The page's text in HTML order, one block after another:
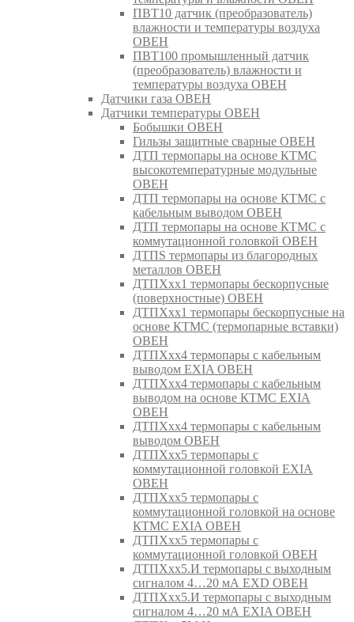
ПВТ10 датчик (преобразователь)
влажности и температуры воздуха
ОВЕН
ПВТ100 промышленный датчик
(преобразователь) влажности и
температуры воздуха ОВЕН
Датчики газа ОВЕН
Датчики температуры ОВЕН
Бобышки ОВЕН
Гильзы защитные сварные ОВЕН
ДТП термопары на основе КТМС
высокотемпературные модульные
ОВЕН
ДТП термопары на основе КТМС с
кабельным выводом ОВЕН
ДТП термопары на основе КТМС с
коммутационной головкой ОВЕН
ДТПS термопары из благородных
металлов ОВЕН
ДТПХхх1 термопары бескорпусные
(поверхностные) ОВЕН
ДТПХхх1 термопары бескорпусные на
основе КТМС (термопарные вставки)
ОВЕН
ДТПХхх4 термопары с кабельным
выводом EXIA ОВЕН
ДТПХхх4 термопары с кабельным
выводом на основе КТМС EXIA
ОВЕН
ДТПХхх4 термопары с кабельным
выводом ОВЕН
ДТПХхх5 термопары с
коммутационной головкой EXIA
ОВЕН
ДТПХхх5 термопары с
коммутационной головкой на основе
КТМС EXIA ОВЕН
ДТПХхх5 термопары с
коммутационной головкой ОВЕН
ДТПХхх5.И термопары с выходным
сигналом 4…20 мА EXD ОВЕН
ДТПХхх5.И термопары с выходным
сигналом 4…20 мА EXIA ОВЕН